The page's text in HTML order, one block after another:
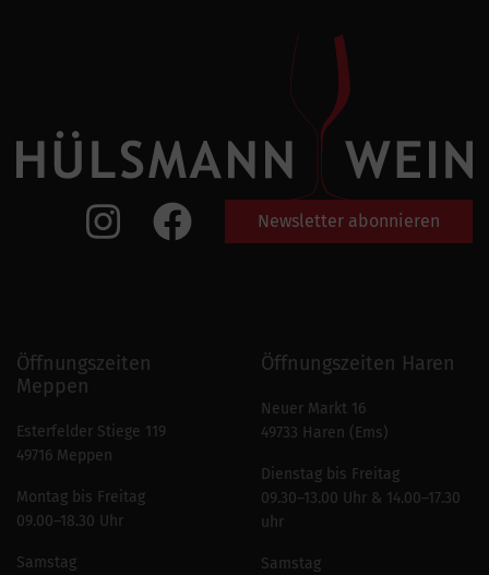
Newsletter abonnieren
Öffnungszeiten
Meppen
Esterfelder Stiege 119
49716 Meppen
Montag bis Freitag
09.00–18.30 Uhr
Samstag
Öffnungszeiten Haren
Neuer Markt 16
49733 Haren (Ems)
Dienstag bis Freitag
09.30–13.00 Uhr & 14.00–17.30
uhr
Samstag